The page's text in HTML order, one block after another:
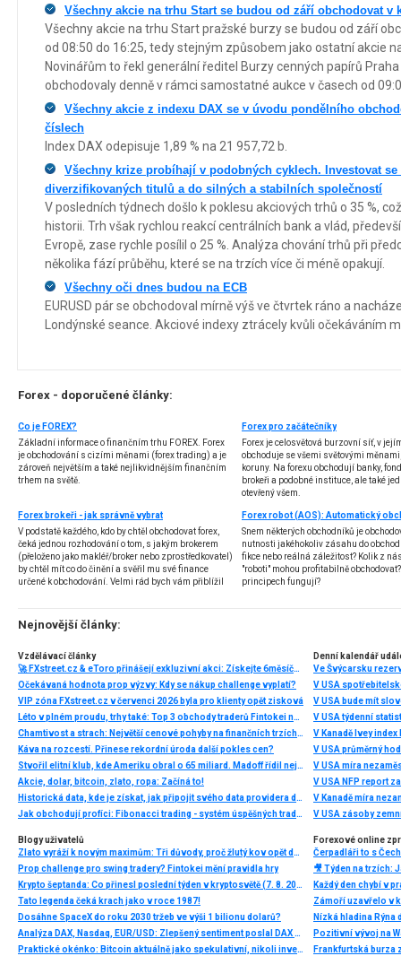
Všechny akcie na trhu Start se budou od září obchodovat v
Všechny akcie na trhu Start pražské burzy se budou od září
od 08:50 do 16:25, tedy stejným způsobem jako ostatní akcie
Novinářům to řekl generální ředitel Burzy cenných papírů
obchodovaly denně v rámci samostatné aukce v časech od
Všechny akcie z indexu DAX se v úvodu pondělního
číslech
Index DAX odepisuje 1,89 % na 21 957,72 b.
Všechny krize probíhají v podobných cyklech. Investovat
diverzifikovaných titulů a do silných a stabilních společností
V posledních týdnech došlo k poklesu akciových trhů o 35 %,
historii. Trh však rychlou reakcí centrálních bank a vlád,
Evropě, zase rychle posílil o 25 %. Analýza chování trhů při
několika fází průběhu, které se na trzích více či méně opakují.
Všechny oči dnes budou na ECB
EURUSD pár se obchodoval mírně výš ve čtvrtek ráno a
Londýnské seance. Akciové indexy ztrácely kvůli očekáváním
Forex - doporučené články:
Co je FOREX?
Základní informace o finančním trhu FOREX. Forex
je obchodování s cizími měnami (forex trading) a je
zároveň největším a také nejlikvidnějším finančním
trhem na světě.
Forex pro začátečníky
Forex je celosvětová burzovní síť, v
obchoduje se všemi světovými
koruny. Na forexu obchodují banky,
brokeři a podobné instituce, ale také
otevřený všem.
Forex brokeři - jak správně vybrat
V podstatě každého, kdo by chtěl obchodovat forex,
čeká jednou rozhodování o tom, s jakým brokerem
(přeloženo jako makléř/broker nebo zprostředkovatel)
by chtěl mít co do činění a svěřil mu své finance
určené k obchodování. Velmi rád bych vám přiblížil
několik příkladů nejznámějších z nich.
Snem některých obchodníků je
nutnosti jakéhokoliv zásahu do
fikce nebo reálná záležitost? Kolik z
"roboti" mohou profitabilně
principech fungují?
Nejnovější články:
Vzdělávací články
🚀 FXstreet.cz & eToro přinášejí exkluzivní akci: Získejte 6měsíční členství ve VIP zóně ZDARMA
Očekávaná hodnota prop výzvy: Kdy se nákup challenge vyplatí?
VIP zóna FXstreet.cz v červenci 2026 byla pro klienty opět zisková
Léto v plném proudu, trhy také: Top 3 obchody traderů Fintokei na indexech a zlatě
Chamtivost a strach: Největší cenové pohyby na finančních trzích (červenec 2026)
Káva na rozcestí. Přinese rekordní úroda další pokles cen?
Stvořil elitní klub, kde Ameriku obral o 65 miliard. Madoff řídil největší Ponzi dějin
Akcie, dolar, bitcoin, zlato, ropa: Začíná to!
Historická data, kde je získat, jak připojit svého data providera do MultiCharts a proč je budeme potřebovat? (4. díl)
Jak obchodují profíci: Fibonacci trading - systém úspěšných traderů
Denní kalendář
Ve Švýcarsku
V USA
V USA bude mít
V USA týdenní
V Kanadě Ivey index
V USA průměrný
V USA míra
V USA NFP report
V Kanadě míra
V USA zásoby
Blogy uživatelů
Zlato vyráží k novým maximům: Tři důvody, proč žlutý kov opět dominuje
Prop challenge pro swing tradery? Fintokei mění pravidla hry
Krypto šeptanda: Co přinesl poslední týden v kryptosvětě (7. 8. 2026)
Tato legenda čeká krach jako v roce 1987!
Dosáhne SpaceX do roku 2030 tržeb ve výši 1 bilionu dolarů?
Analýza DAX, Nasdaq, EUR/USD: Zlepšený sentiment poslal DAX na nová maxima
Praktické okénko: Bitcoin aktuálně jako spekulativní, nikoli investiční aktivum
Forexové online
Nízká hladina
Pozitivní vývoj na
Frankfurtská burza